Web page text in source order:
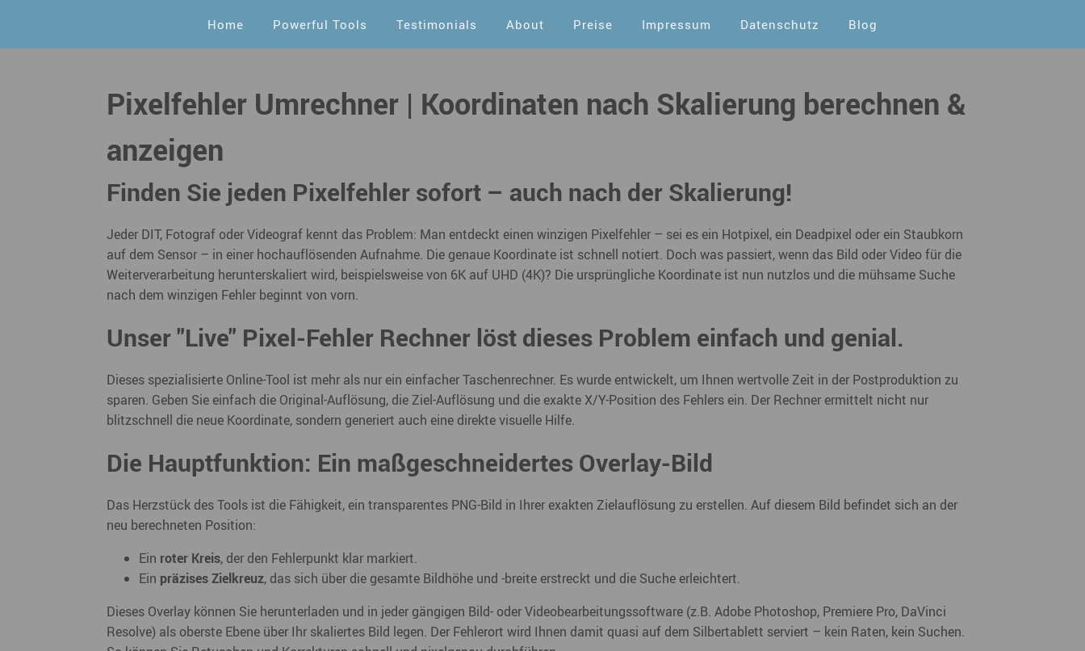
Home Powerful Tools Testimonials About Preise Impressum Datenschutz Blog
Pixelfehler Umrechner | Koordinaten nach Skalierung berechnen &
anzeigen
Finden Sie jeden Pixelfehler sofort – auch nach der Skalierung!
Jeder DIT, Fotograf oder Videograf kennt das Problem: Man entdeckt einen winzigen Pixelfehler – sei es ein Hotpixel, ein Deadpixel oder ein Staubkorn
auf dem Sensor – in einer hochauflösenden Aufnahme. Die genaue Koordinate ist schnell notiert. Doch was passiert, wenn das Bild oder Video für die
Weiterverarbeitung herunterskaliert wird, beispielsweise von 6K auf UHD (4K)? Die ursprüngliche Koordinate ist nun nutzlos und die mühsame Suche
nach dem winzigen Fehler beginnt von vorn.
Unser "Live" Pixel-Fehler Rechner löst dieses Problem einfach und genial.
Dieses spezialisierte Online-Tool ist mehr als nur ein einfacher Taschenrechner. Es wurde entwickelt, um Ihnen wertvolle Zeit in der Postproduktion zu
sparen. Geben Sie einfach die Original-Auflösung, die Ziel-Auflösung und die exakte X/Y-Position des Fehlers ein. Der Rechner ermittelt nicht nur
blitzschnell die neue Koordinate, sondern generiert auch eine direkte visuelle Hilfe.
Die Hauptfunktion: Ein maßgeschneidertes Overlay-Bild
Das Herzstück des Tools ist die Fähigkeit, ein transparentes PNG-Bild in Ihrer exakten Zielauflösung zu erstellen. Auf diesem Bild befindet sich an der
neu berechneten Position:
Ein roter Kreis, der den Fehlerpunkt klar markiert.
Ein präzises Zielkreuz, das sich über die gesamte Bildhöhe und -breite erstreckt und die Suche erleichtert.
Dieses Overlay können Sie herunterladen und in jeder gängigen Bild- oder Videobearbeitungssoftware (z.B. Adobe Photoshop, Premiere Pro, DaVinci
Resolve) als oberste Ebene über Ihr skaliertes Bild legen. Der Fehlerort wird Ihnen damit quasi auf dem Silbertablett serviert – kein Raten, kein Suchen.